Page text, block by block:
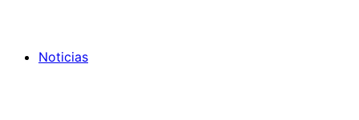
Noticias